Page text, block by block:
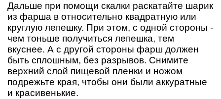
Дальше при помощи скалки раскатайте шарик
из фарша в относительно квадратную или
круглую лепешку. При этом, с одной стороны -
чем тоньше получиться лепешка, тем
вкуснее. А с другой стороны фарш должен
быть сплошным, без разрывов. Снимите
верхний слой пищевой пленки и ножом
подрежьте края, чтобы они были аккуратные
и красивенькие.